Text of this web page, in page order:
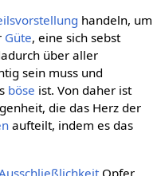
handeln, um
Güte, eine sich sebst
über aller
sein muss und
böse ist. Von daher ist
die das Herz der
aufteilt, indem es das
AusschließlichkeitOpfer,